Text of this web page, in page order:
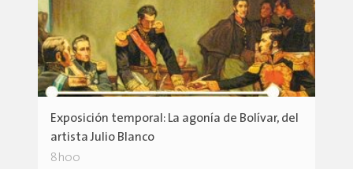
Exposición temporal: La agonía de Bolívar, del
artista Julio Blanco
8h00